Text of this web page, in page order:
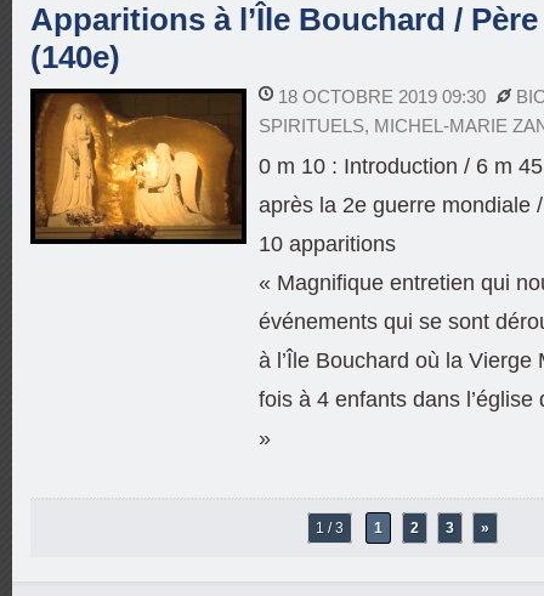
Apparitions à l’Île Bouchard /
(140e)
18 OCTOBRE 2019 09:30
SPIRITUELS, MICHEL-MARIE
0 m 10 : Introduction / 6 m
après la 2e guerre mondiale
10 apparitions
« Magnifique entretien qui
événements qui se sont
à l’Île Bouchard où la Vierge
fois à 4 enfants dans
»
1 / 3 1 2 3 »